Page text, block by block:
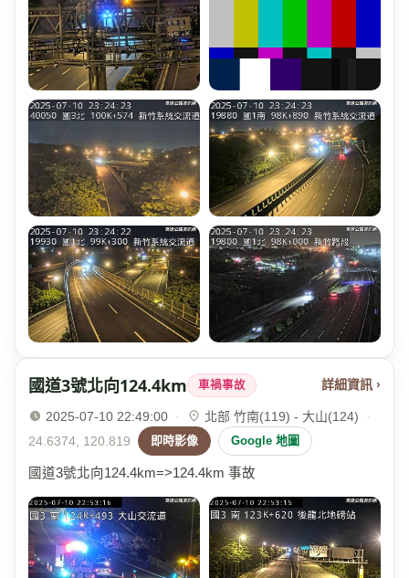
國道3號北向124.4km 車禍事故 詳細資訊 ›
2025-07-10 22:49:00 · 北部 竹南(119) - 大山(124)
·
24.6374, 120.819
即時影像 Google 地圖
國道3號北向124.4km=>124.4km 事故